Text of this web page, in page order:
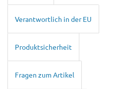
Verantwortlich in der EU
Produktsicherheit
Fragen zum Artikel